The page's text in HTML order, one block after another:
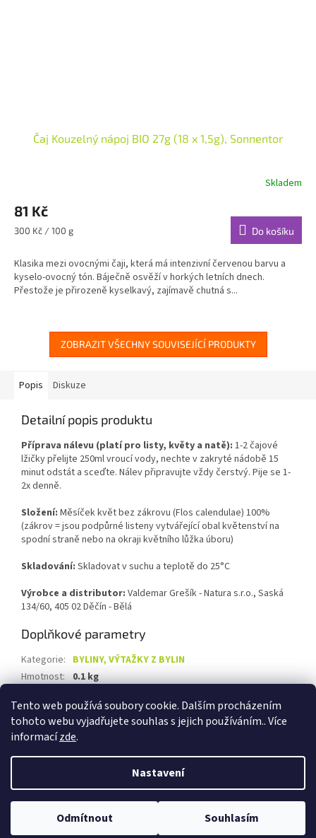
Tento web používá soubory cookie. Dalším procházením
tohoto webu vyjadřujete souhlas s jejich používáním.. Více
informacízde.
Nastavení
Odmítnout Souhlasím
Čaj Kouzelný nápoj BIO 27g (18 x 1,5g), Sonnentor
Skladem
81 Kč
Měrná
300 Kč / 100 g Do košíku
Klasika mezi ovocnými čaji, která má intenzivní červenou barvu a
kyselo-ovocný tón. Báječně osvěží v horkých letních dnech.
Přestože je přirozeně kyselkavý, zajímavě chutná s...
ZOBRAZIT VŠECHNY SOUVISEJÍCÍ PRODUKTY
Popis Diskuze
Detailní popis produktu
Příprava nálevu (platí pro listy, květy a natě): 1-2 čajové
lžičky přelijte 250ml vroucí vody, nechte v zakryté nádobě 15
minut odstát a sceďte. Nálev připravujte vždy čerstvý. Pije se 1-
2x denně.
Složení: Měsíček květ bez zákrovu (Flos calendulae) 100%
(zákrov =jsou podpůrné listeny vytvářející obal květenství na
spodní straně nebo na okraji květního lůžka úboru)
Skladování: Skladovat v suchu a teplotě do 25°C
Výrobce a distributor: Valdemar Grešík - Natura s.r.o., Saská
134/60, 405 02 Děčín - Bělá
Doplňkové parametry
Kategorie: BYLINY, VÝTAŽKY Z BYLIN
Hmotnost: 0.1 kg
Copyright 2026Biolevel.cz. Všechna práva vyhrazena.Upravit